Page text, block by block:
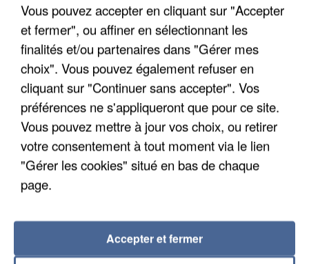
APRÈS TOUTES CES CANICULES, LES REFUGES
DE FAUNE SAUVAGE SONT...
Vous pouvez accepter en cliquant sur "Accepter
et fermer", ou affiner en sélectionnant les
finalités et/ou partenaires dans "Gérer mes
choix". Vous pouvez également refuser en
cliquant sur "Continuer sans accepter". Vos
préférences ne s'appliqueront que pour ce site.
Vous pouvez mettre à jour vos choix, ou retirer
votre consentement à tout moment via le lien
"Gérer les cookies" situé en bas de chaque
page.
Accepter et fermer